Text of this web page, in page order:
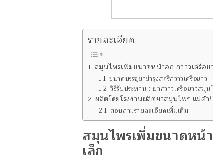
รายละเอียด
สมุนไพรเพิ่มขนาดหน้าอก กวาวเครือ
ขนาดบรรจุยาบำรุงสตรีกวาวเครือขาว
วิธีรับประทาน : ยากวาวเครือขาวสมุ
ผลิตโดยโรงงานผลิตยาสมุนไพร แม่คำ
สอบถามรายละเอียดเพิ่มเติม
สมุนไพรเพิ่มขนาดหน้
เล็ก